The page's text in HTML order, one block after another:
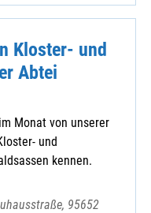
Kloster- und
Abtei
Monat von unserer
und
kennen.
95652